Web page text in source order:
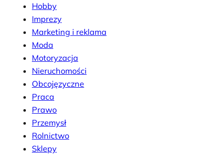
Hobby
Imprezy
Marketing i reklama
Moda
Motoryzacja
Nieruchomości
Obcojęzyczne
Praca
Prawo
Przemysł
Rolnictwo
Sklepy